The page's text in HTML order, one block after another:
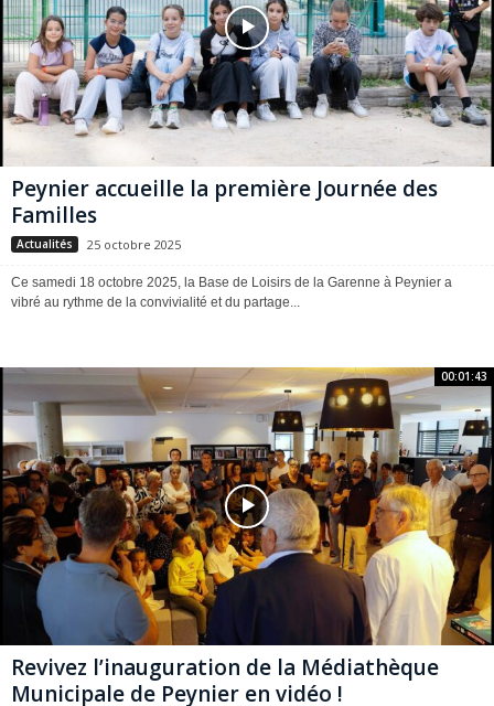
Peynier accueille la première Journée des
Familles
Actualités 25 octobre 2025
Ce samedi 18 octobre 2025, la Base de Loisirs de la Garenne à Peynier a
vibré au rythme de la convivialité et du partage...
00:01:43
Revivez l’inauguration de la Médiathèque
Municipale de Peynier en vidéo !